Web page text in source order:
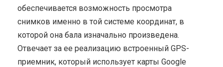
обеспечивается возможность просмотра
снимков именно в той системе координат, в
которой она бала изначально произведена.
Отвечает за ее реализацию встроенный GPS-
приемник, который использует карты Google